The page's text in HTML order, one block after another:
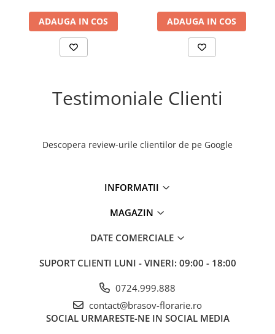
ADAUGA IN COS ADAUGA IN COS
Testimoniale Clienti
Descopera review-urile clientilor de pe Google
INFORMATII
MAGAZIN
DATE COMERCIALE
SUPORT CLIENTI LUNI - VINERI: 09:00 - 18:00
0724.999.888
contact@brasov-florarie.ro
SOCIAL URMARESTE-NE IN SOCIAL MEDIA